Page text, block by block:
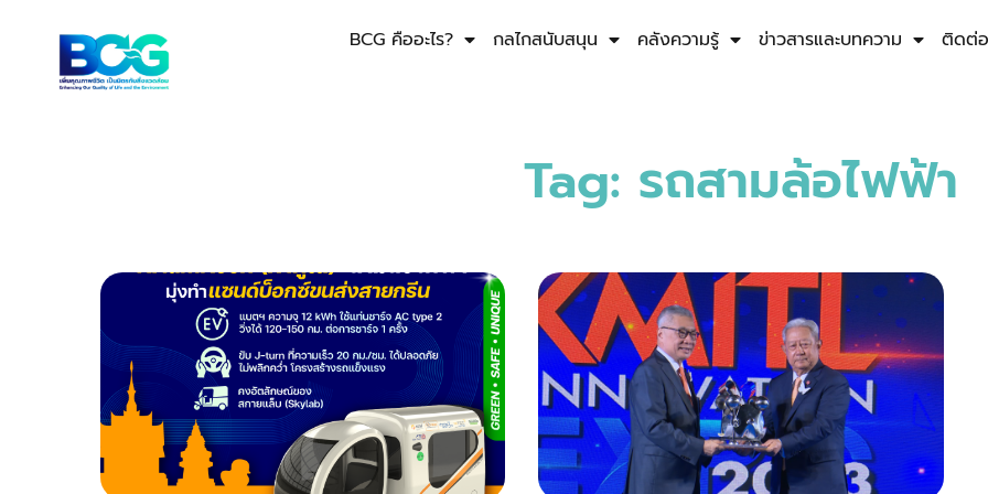
BCG คืออะไร? กลไกสนับสนุน คลังความรู้ ข่าวสารและบทความ ติดต่อ
Tag: รถสามล้อไฟฟ้า